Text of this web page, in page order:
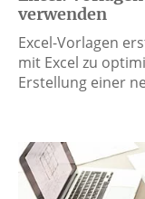
verwenden
Excel-Vorlagen
mit Excel zu
Erstellung einer